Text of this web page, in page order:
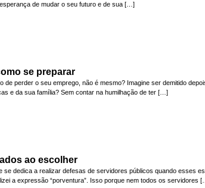
de mudar o seu futuro e de sua […]
se preparar
perder o seu emprego, não é mesmo? Imagine ser demitido
e da sua família? Sem contar na humilhação de ter […]
ao escolher
dedica a realizar defesas de servidores públicos quando esses
a expressão “porventura”. Isso porque nem todos os servidores